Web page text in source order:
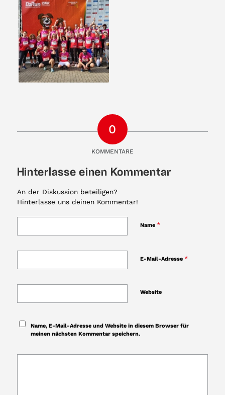
0
KOMMENTARE
Hinterlasse einen Kommentar
An der Diskussion beteiligen?
Hinterlasse uns deinen Kommentar!
Name *
E-Mail-Adresse *
Website
Name, E-Mail-Adresse und Website in diesem Browser für
meinen nächsten Kommentar speichern.